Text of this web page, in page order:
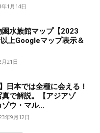
年1月14日
園水族館マップ【2023
上Googleマップ表示＆
21日
日本では全種に会える！
真で解説。【アジアゾ
ウ・マル...
年9月12日